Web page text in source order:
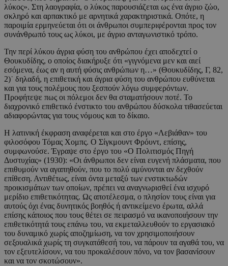
λύκος». Στη λαογραφία, ο λύκος παρουσιάζεται ως ένα άγριο ζώο,
σκληρό και αρπακτικό με αρνητικά χαρακτηριστικά. Οπότε, η
παροιμία ερμηνεύεται ότι οι άνθρωποι συμπεριφέρονται προς τον
συνάνθρωπό τους ως λύκοι, με άγριο ανταγωνιστικό τρόπο.
Την περί λύκου άγρια φύση του ανθρώπου έχει αποδεχτεί ο
Θουκυδίδης, ο οποίος διακήρυξε ότι «γιγνόμενα μεν και αιεί
εσόμενα, έως αν η αυτή φύσις ανθρώπων η…» (Θουκυδίδης, Γ, 82,
2)˙ δηλαδή, η επιθετική και άγρια φύση του ανθρώπου ευθύνεται
και για τους πολέμους που ξεσπούν λόγω συμφερόντων.
Προφήτεψε πως οι πόλεμοι δεν θα σταματήσουν ποτέ. Το
διαχρονικό επιθετικό ένστικτο του ανθρώπου δύσκολα τιθασεύεται
αδιαφορώντας για τους νόμους και το δίκαιο.
Η λατινική έκφραση αναφέρεται και στο έργο «Λεβιάθαν» του
φιλοσόφου Τόμας Χομπς. Ο Σίγκμουντ Φρόυντ, επίσης,
συμφωνούσε. Έγραψε στο έργο του «Ο Πολιτισμός Πηγή
Δυστυχίας» (1930): «Οι άνθρωποι δεν είναι ευγενή πλάσματα, που
επιθυμούν να αγαπηθούν, που το πολύ αμύνονται αν δεχθούν
επίθεση. Αντιθέτως, είναι όντα μεταξύ των ενστικτωδών
προικισμάτων των οποίων, πρέπει να αναγνωρισθεί ένα ισχυρό
μερίδιο επιθετικότητας. Ως αποτέλεσμα, ο πλησίον τους είναι για
αυτούς όχι ένας δυνητικός βοηθός ή αντικείμενο έρωτα, αλλά
επίσης κάποιος που τους θέτει σε πειρασμό να ικανοποιήσουν την
επιθετικότητά τους επάνω του, να εκμεταλλευθούν το εργασιακό
του δυναμικό χωρίς αποζημίωση, να τον χρησιμοποιήσουν
σεξουαλικά χωρίς τη συγκατάθεσή του, να πάρουν τα αγαθά του, να
τον εξευτελίσουν, να του προκαλέσουν πόνο, να τον βασανίσουν
και να τον σκοτώσουν».